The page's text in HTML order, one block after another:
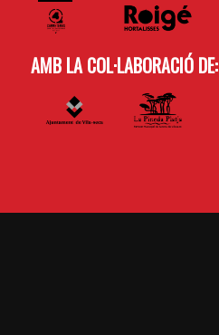
AMB LA COL·LABORACIÓ DE: